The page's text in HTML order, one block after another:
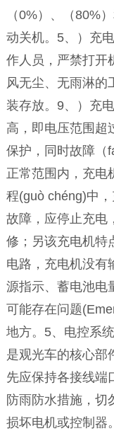
（0%）、（80%
动关机。5、）充
作人员，严禁打开
风无尘、无雨淋的
装存放。9、）充
高，即电压范围超
保护，同时故障（
正常范围内，充电
程(guò chéng)中
故障，应停止充电
修；另该充电机特
电路，充电机没有
源指示、蓄电池电
可能存在问题
地方。5、电控系
是观光车的核心部
先应保持各接线端
防雨防水措施，切
损坏电机或控制器